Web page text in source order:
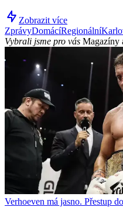
Zobrazit více
ZprávyDomácíRegionální
Vybrali jsme pro vás Magazíny
Verhoeven má jasno. Přestup